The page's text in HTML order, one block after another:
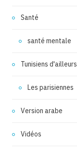
Santé
santé mentale
Tunisiens d'ailleurs
Les parisiennes
Version arabe
Vidéos